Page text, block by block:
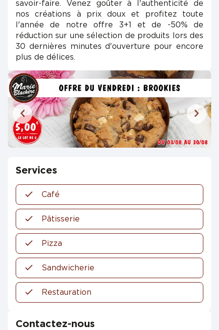
savoir-faire. Venez goûter à l'authenticité de
nos créations à prix doux et profitez toute
l'année de notre offre 3+1 et de -50% de
réduction sur une sélection de produits lors des
30 dernières minutes d'ouverture pour encore
plus de délices.
Services
Café
Pâtisserie
Pizza
Sandwicherie
Restauration
Contactez-nous